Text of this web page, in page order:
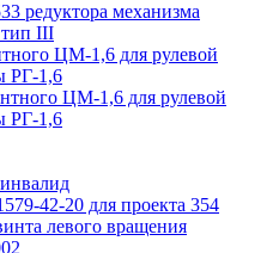
редуктора механизма
тип III
ЦМ-1,6 для рулевой
РГ-1,6
ЦМ-1,6 для рулевой
РГ-1,6
42-20 для проекта 354
левого вращения